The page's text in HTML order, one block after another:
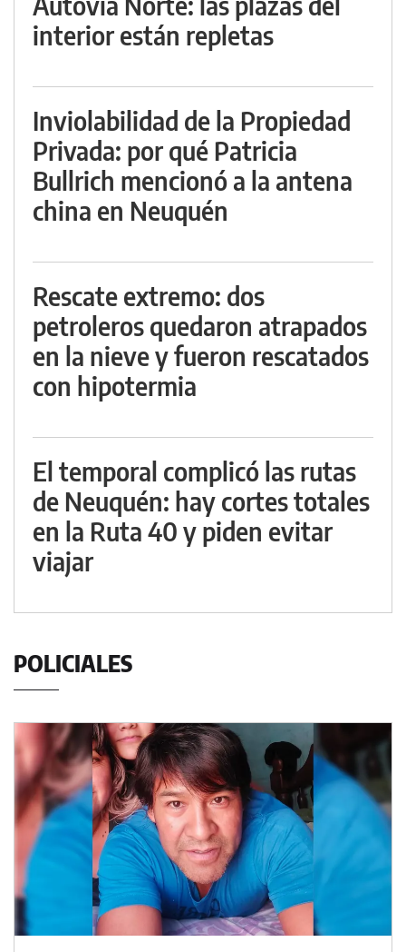
interior están repletas
Inviolabilidad de la Propiedad
Privada: por qué Patricia
Bullrich mencionó a la antena
china en Neuquén
Rescate extremo: dos
petroleros quedaron atrapados
en la nieve y fueron rescatados
con hipotermia
El temporal complicó las rutas
de Neuquén: hay cortes totales
en la Ruta 40 y piden evitar
viajar
POLICIALES